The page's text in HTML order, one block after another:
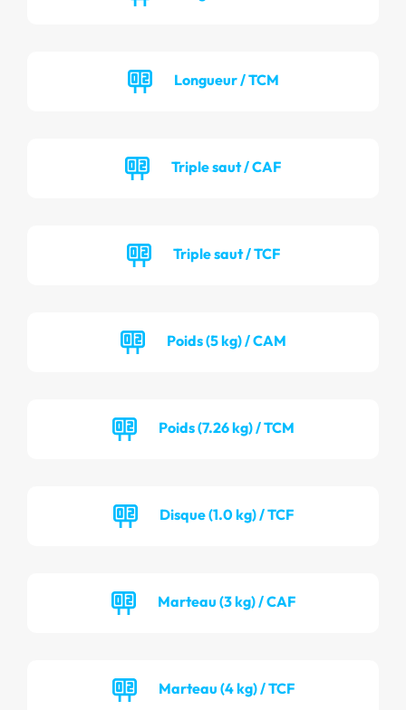
Longueur / TCM
Triple saut / CAF
Triple saut / TCF
Poids (5 kg) / CAM
Poids (7.26 kg) / TCM
Disque (1.0 kg) / TCF
Marteau (3 kg) / CAF
Marteau (4 kg) / TCF